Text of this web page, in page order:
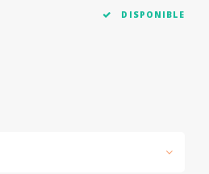
DISPONIBLE